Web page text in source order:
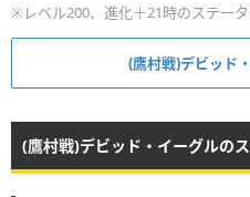
※レベル200、進化＋21時のステータ
(鷹村戦)デビッド
(鷹村戦)デビッド・イーグルの